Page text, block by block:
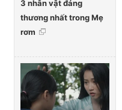
3 nhân vật đáng
thương nhất trong Mẹ
rơm